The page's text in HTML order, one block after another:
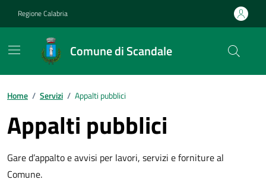
Regione Calabria
Comune di Scandale
Home / Servizi / Appalti pubblici
Appalti pubblici
Gare d’appalto e avvisi per lavori, servizi e forniture al
Comune.